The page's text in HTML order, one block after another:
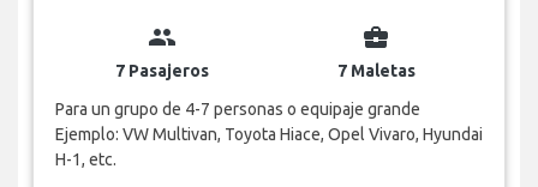
group
7 Pasajeros
business_center
7 Maletas
Para un grupo de 4-7 personas o equipaje grande
Ejemplo: VW Multivan, Toyota Hiace, Opel Vivaro, Hyundai
H-1, etc.